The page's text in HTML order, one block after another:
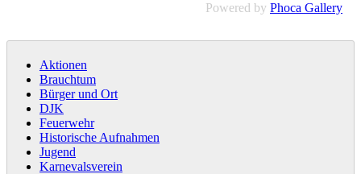
Powered by Phoca Gallery
Aktionen
Brauchtum
Bürger und Ort
DJK
Feuerwehr
Historische Aufnahmen
Jugend
Karnevalsverein